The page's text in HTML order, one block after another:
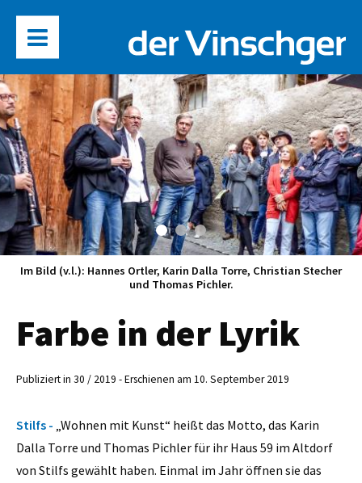
Im Bild (v.l.): Hannes Ortler, Karin Dalla Torre, Christian Stecher
und Thomas Pichler.
Farbe in der Lyrik
Publiziert in 30 / 2019 - Erschienen am 10. September 2019
Stilfs - „Wohnen mit Kunst“ heißt das Motto, das Karin
Dalla Torre und Thomas Pichler für ihr Haus 59 im Altdorf
von Stilfs gewählt haben. Einmal im Jahr öffnen sie das